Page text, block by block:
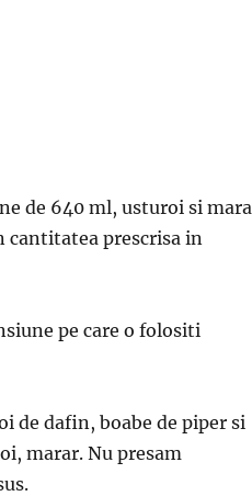
de 640 ml, usturoi si
cantitatea prescrisa in
pe care o folositi
de dafin, boabe de piper si
marar. Nu presam